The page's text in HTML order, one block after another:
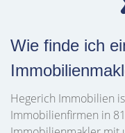
Wie finde ich
Hegerich Immobilien
Immobilienfirmen in